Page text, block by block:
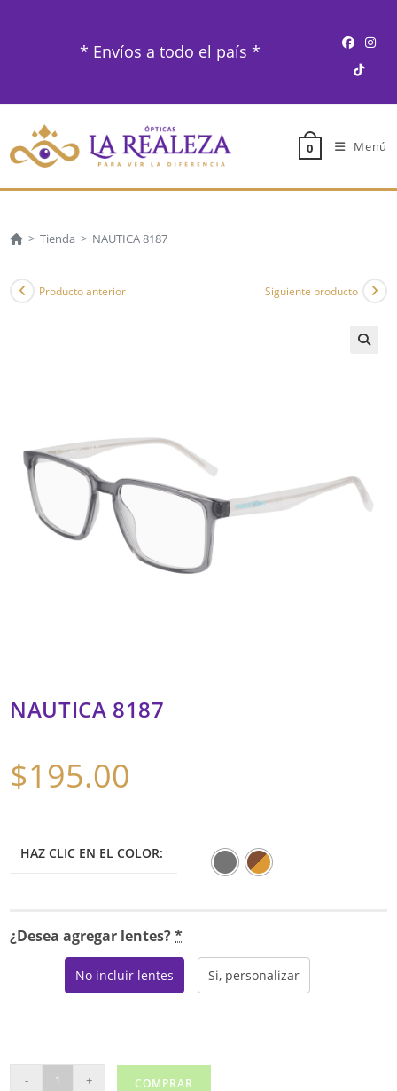
* Envíos a todo el país *
0 Menú
> Tienda > NAUTICA 8187
Producto anterior Siguiente producto
NAUTICA 8187
$195.00
HAZ CLIC EN EL COLOR:
¿Desea agregar lentes?*
No incluir lentes Si, personalizar
NAUTICA
- + COMPRAR